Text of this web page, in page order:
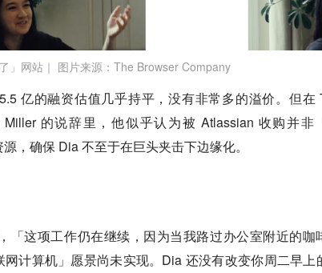
」网站｜ 图片来源：The Browser Company
亿的融资估值几乎持平，没有非常多的溢价。但在
Miller 的说辞里，他似乎认为被 Atlassian 收购并非
，确保 Dia 不至于在巨头夹击下边缘化。
「这项工作仍在继续，因为当我路过办公室附近的咖
计算机」愿景尚未实现。Dia 还没有改变你周二早上